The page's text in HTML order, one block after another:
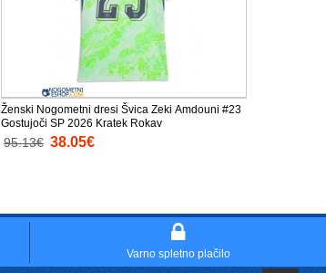
Ženski Nogometni dresi Švica Zeki Amdouni #23
Gostujoči SP 2026 Kratek Rokav
95.13€ 38.05€
Varno spletno plačilo